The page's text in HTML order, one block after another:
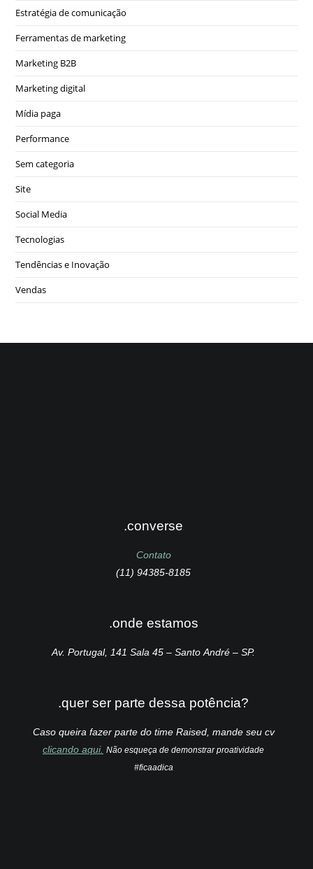
Estratégia de comunicação
Ferramentas de marketing
Marketing B2B
Marketing digital
Mídia paga
Performance
Sem categoria
Site
Social Media
Tecnologias
Tendências e Inovação
Vendas
.converse
Contato
(11) 94385-8185
.onde estamos
Av. Portugal, 141 Sala 45 – Santo André – SP.
.quer ser parte dessa potência?
Caso queira fazer parte do time Raised, mande seu cv
clicando aqui. Não esqueça de demonstrar proatividade
#ficaadica